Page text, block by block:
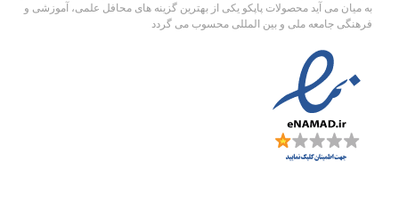
به میان می آید محصولات پاپکو یکی از بهترین گزینه های محافل علمی، آموزشی و
فرهنگی جامعه ملی و بین المللی محسوب می گردد